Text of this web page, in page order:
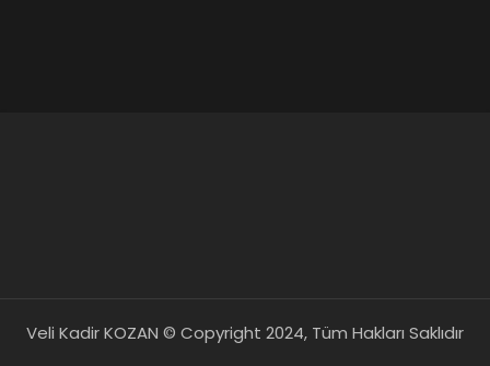
Veli Kadir KOZAN © Copyright 2024, Tüm Hakları Saklıdır